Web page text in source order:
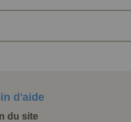
d'aide
du site